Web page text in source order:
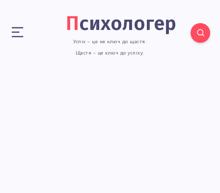
Психологер
Успіх – це не ключ до щастя.
Щастя – це ключ до успіху.